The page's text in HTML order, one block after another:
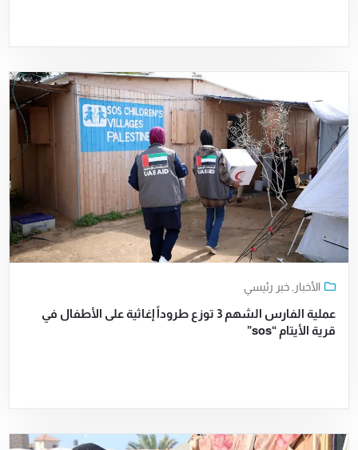
الأخبار ,خبر رئيسي
عملية الفارس الشهم 3 توزع طروداً إغاثية على الأطفال في
قرية الأيتام “sos”